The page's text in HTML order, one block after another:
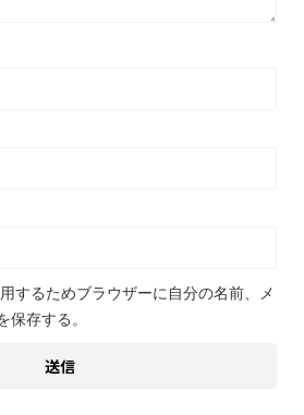
するためブラウザーに自分の名前、メ
保存する。